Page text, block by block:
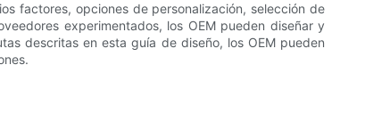
factores, opciones de personalización, selección de
experimentados, los OEM pueden diseñar y
descritas en esta guía de diseño, los OEM pueden